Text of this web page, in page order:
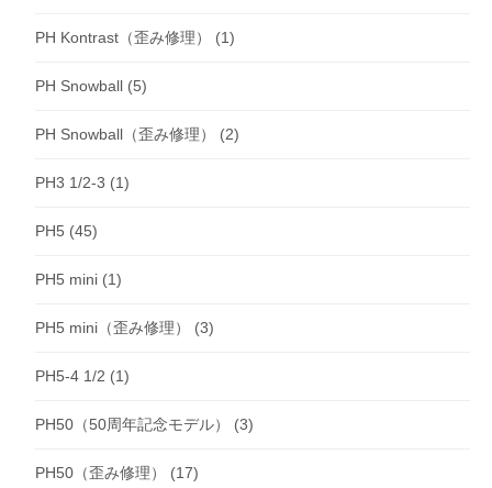
PH Kontrast（歪み修理） (1)
PH Snowball (5)
PH Snowball（歪み修理） (2)
PH3 1/2-3 (1)
PH5 (45)
PH5 mini (1)
PH5 mini（歪み修理） (3)
PH5-4 1/2 (1)
PH50（50周年記念モデル） (3)
PH50（歪み修理） (17)